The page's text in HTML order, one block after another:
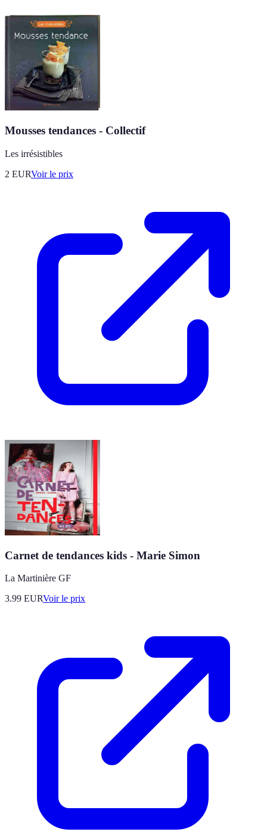
Mousses tendances - Collectif
Les irrésistibles
2 EURVoir le prix
Carnet de tendances kids - Marie Simon
La Martinière GF
3.99 EURVoir le prix